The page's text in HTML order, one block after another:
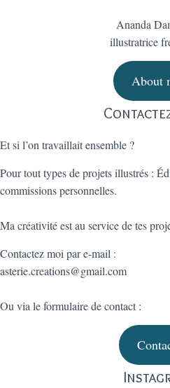
Ananda
illustratrice
About
Et si l’on travaillait ensemble ?
Pour tout types de projets illustrés :
commissions personnelles.
Ma créativité est au service de tes
Contactez moi par e-mail :
asterie.creations@gmail.com
Ou via le formulaire de contact :